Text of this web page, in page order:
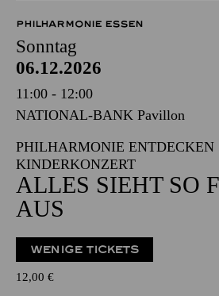
PHILHARMONIE ESSEN
Sonntag
06.12.2026
11:00 - 12:00
NATIONAL-BANK Pavillon
PHILHARMONIE ENTDECKEN
KINDERKONZERT
ALLES SIEHT SO
AUS
WENIGE TICKETS
12,00 €